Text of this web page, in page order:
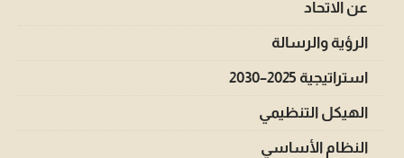
عن الاتحاد
الرؤية والرسالة
استراتيجية 2025–2030
الهيكل التنظيمي
النظام الأساسي